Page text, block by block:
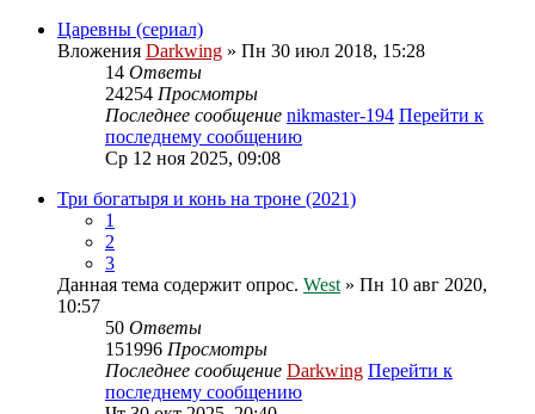
Царевны (сериал)
Вложения Darkwing » Пн 30 июл 2018, 15:28
14 Ответы
24254 Просмотры
Последнее сообщение nikmaster-194 Перейти к
последнему сообщению
Ср 12 ноя 2025, 09:08
Три богатыря и конь на троне (2021)
1
2
3
Данная тема содержит опрос. West » Пн 10 авг 2020,
10:57
50 Ответы
151996 Просмотры
Последнее сообщение Darkwing Перейти к
последнему сообщению